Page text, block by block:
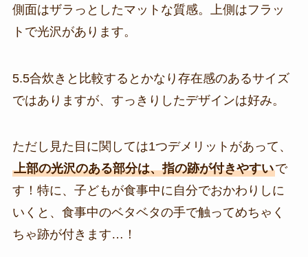
側面はザラっとしたマットな質感。上側はフラッ
トで光沢があります。
5.5合炊きと比較するとかなり存在感のあるサイズ
ではありますが、すっきりしたデザインは好み。
ただし見た目に関しては1つデメリットがあって、
上部の光沢のある部分は、指の跡が付きやすいで
す！特に、子どもが食事中に自分でおかわりしに
いくと、食事中のベタベタの手で触ってめちゃく
ちゃ跡が付きます…！